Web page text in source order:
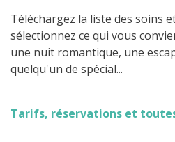
Téléchargez la liste des soins
sélectionnez ce qui vous
une nuit romantique, une
quelqu'un de spécial...
Tarifs, réservations et